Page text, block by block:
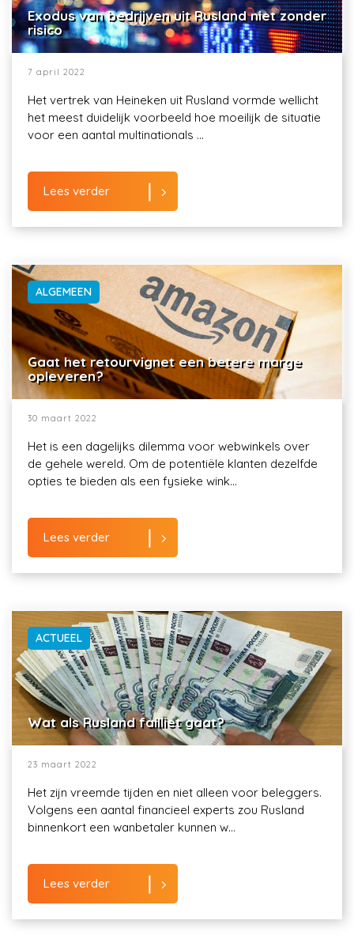
Exodus van bedrijven uit Rusland niet zonder
risico
7 april 2022
Het vertrek van Heineken uit Rusland vormde wellicht
het meest duidelijk voorbeeld hoe moeilijk de situatie
voor een aantal multinationals ...
Lees verder
ALGEMEEN
Gaat het retourvignet een betere marge
opleveren?
30 maart 2022
Het is een dagelijks dilemma voor webwinkels over
de gehele wereld. Om de potentiële klanten dezelfde
opties te bieden als een fysieke wink...
Lees verder
ACTUEEL
Wat als Rusland failliet gaat?
23 maart 2022
Het zijn vreemde tijden en niet alleen voor beleggers.
Volgens een aantal financieel experts zou Rusland
binnenkort een wanbetaler kunnen w...
Lees verder